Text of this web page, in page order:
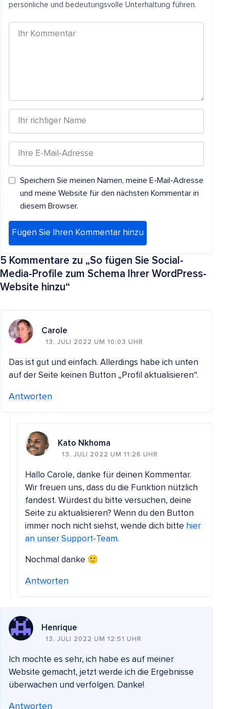
persönliche und bedeutungsvolle Unterhaltung führen.
Speichern Sie meinen Namen, meine E-Mail-Adresse
und meine Website für den nächsten Kommentar in
diesem Browser.
5 Kommentare zu „So fügen Sie Social-
Media-Profile zum Schema Ihrer WordPress-
Website hinzu“
Carole
13. JULI 2022 UM 10:03 UHR
Das ist gut und einfach. Allerdings habe ich unten
auf der Seite keinen Button „Profil aktualisieren“.
Antworten
Kato Nkhoma
13. JULI 2022 UM 11:26 UHR
Hallo Carole, danke für deinen Kommentar.
Wir freuen uns, dass du die Funktion nützlich
fandest. Würdest du bitte versuchen, deine
Seite zu aktualisieren? Wenn du den Button
immer noch nicht siehst, wende dich bitte hier
an unser Support-Team.
Nochmal danke 🙂
Antworten
Henrique
13. JULI 2022 UM 12:51 UHR
Ich mochte es sehr, ich habe es auf meiner
Website gemacht, jetzt werde ich die Ergebnisse
überwachen und verfolgen. Danke!
Antworten